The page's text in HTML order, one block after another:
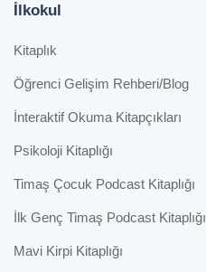
İlkokul
Kitaplık
Öğrenci Gelişim Rehberi/Blog
İnteraktif Okuma Kitapçıkları
Psikoloji Kitaplığı
Timaş Çocuk Podcast Kitaplığı
İlk Genç Timaş Podcast Kitaplığı
Mavi Kirpi Kitaplığı